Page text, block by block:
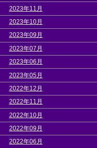
2023年11月
2023年10月
2023年09月
2023年07月
2023年06月
2023年05月
2022年12月
2022年11月
2022年10月
2022年09月
2022年06月